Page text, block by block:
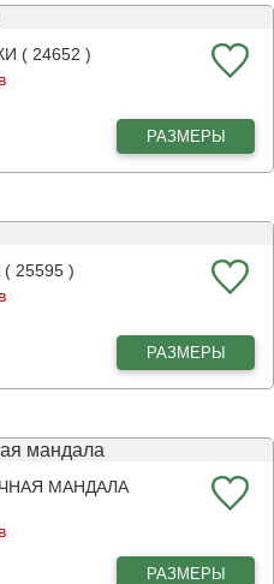
( 24652 )
РАЗМЕРЫ
)
РАЗМЕРЫ
МАНДАЛА
РАЗМЕРЫ